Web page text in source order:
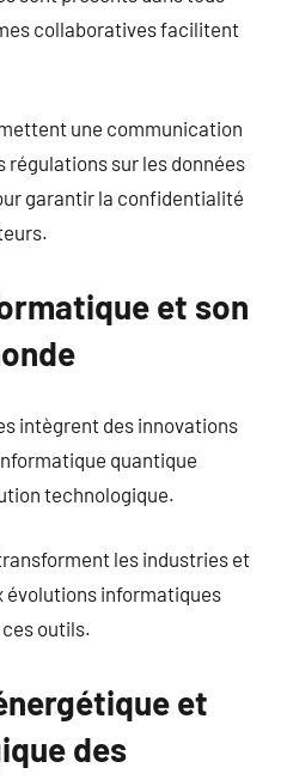
collaboratives facilitent
une communication
sur les données
garantir la confidentialité
et son
intègrent des innovations
quantique
technologique.
les industries et
évolutions informatiques
outils.
et
des